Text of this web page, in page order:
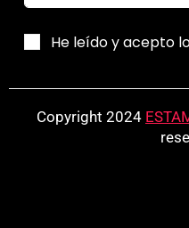
He leído y acepto
Copyright 2024